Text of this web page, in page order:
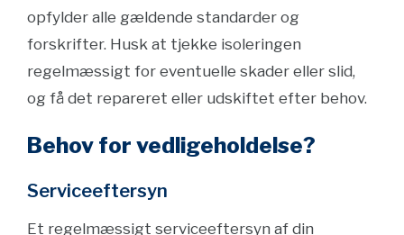
opfylder alle gældende standarder og
forskrifter. Husk at tjekke isoleringen
regelmæssigt for eventuelle skader eller slid,
og få det repareret eller udskiftet efter behov.
Behov for vedligeholdelse?
Serviceeftersyn
Et regelmæssigt serviceeftersyn af din